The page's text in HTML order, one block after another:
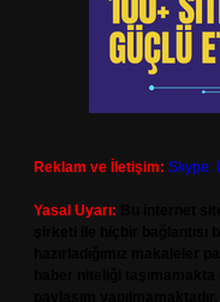
Reklam ve İletişim: Skype:
Yasal Uyarı: